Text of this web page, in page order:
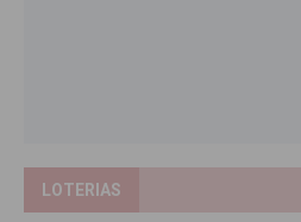
LOTERIAS